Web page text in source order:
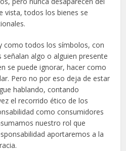
vista, todos los bienes se
como todos los símbolos, con
señalan algo o alguien presente
se puede ignorar, hacer como
Pero no por eso deja de estar
hablando, contando
el recorrido ético de los
como consumidores
nuestro rol que
aportaremos a la